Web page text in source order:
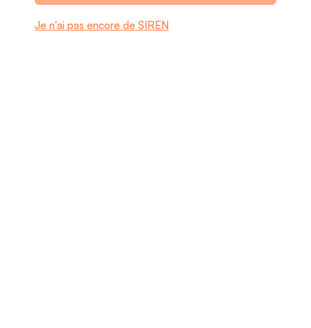
Je n'ai pas encore de SIREN